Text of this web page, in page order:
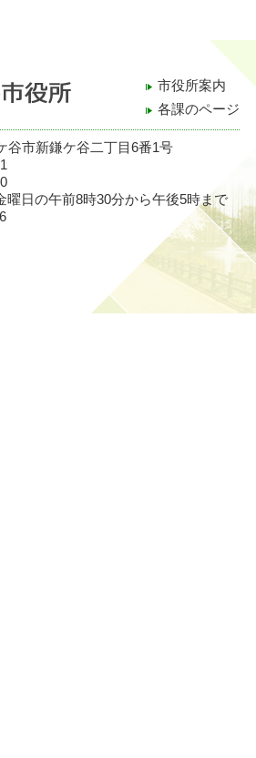
市役所案内
各課のページ
市新鎌ケ谷二丁目6番1号
曜日の午前8時30分から午後5時まで